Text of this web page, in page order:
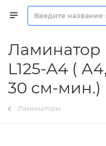
Ламинатор
L125-A4 (
30 см-мин.)
Ламинаторы